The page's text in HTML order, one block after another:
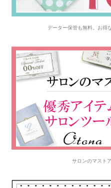
データー保管も無料。お得
サロンのマスト